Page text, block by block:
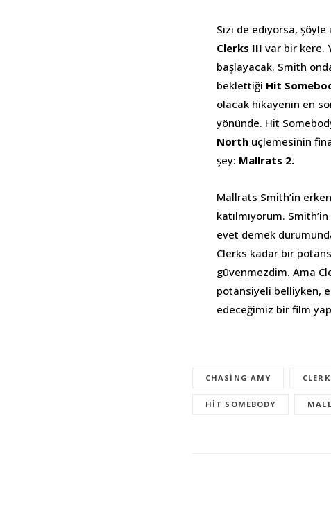
Sizi de ediyorsa,
Clerks III var bir kere.
başlayacak. Smith
beklettiği Hit
olacak hikayenin en
yönünde. Hit
North üçlemesinin
şey: Mallrats 2.
Mallrats Smith’in
katılmıyorum.
evet demek
Clerks kadar bir
güvenmezdim. Ama
potansiyeli belliyken, e
edeceğimiz bir film
CHASING AMY
HIT SOMEBODY